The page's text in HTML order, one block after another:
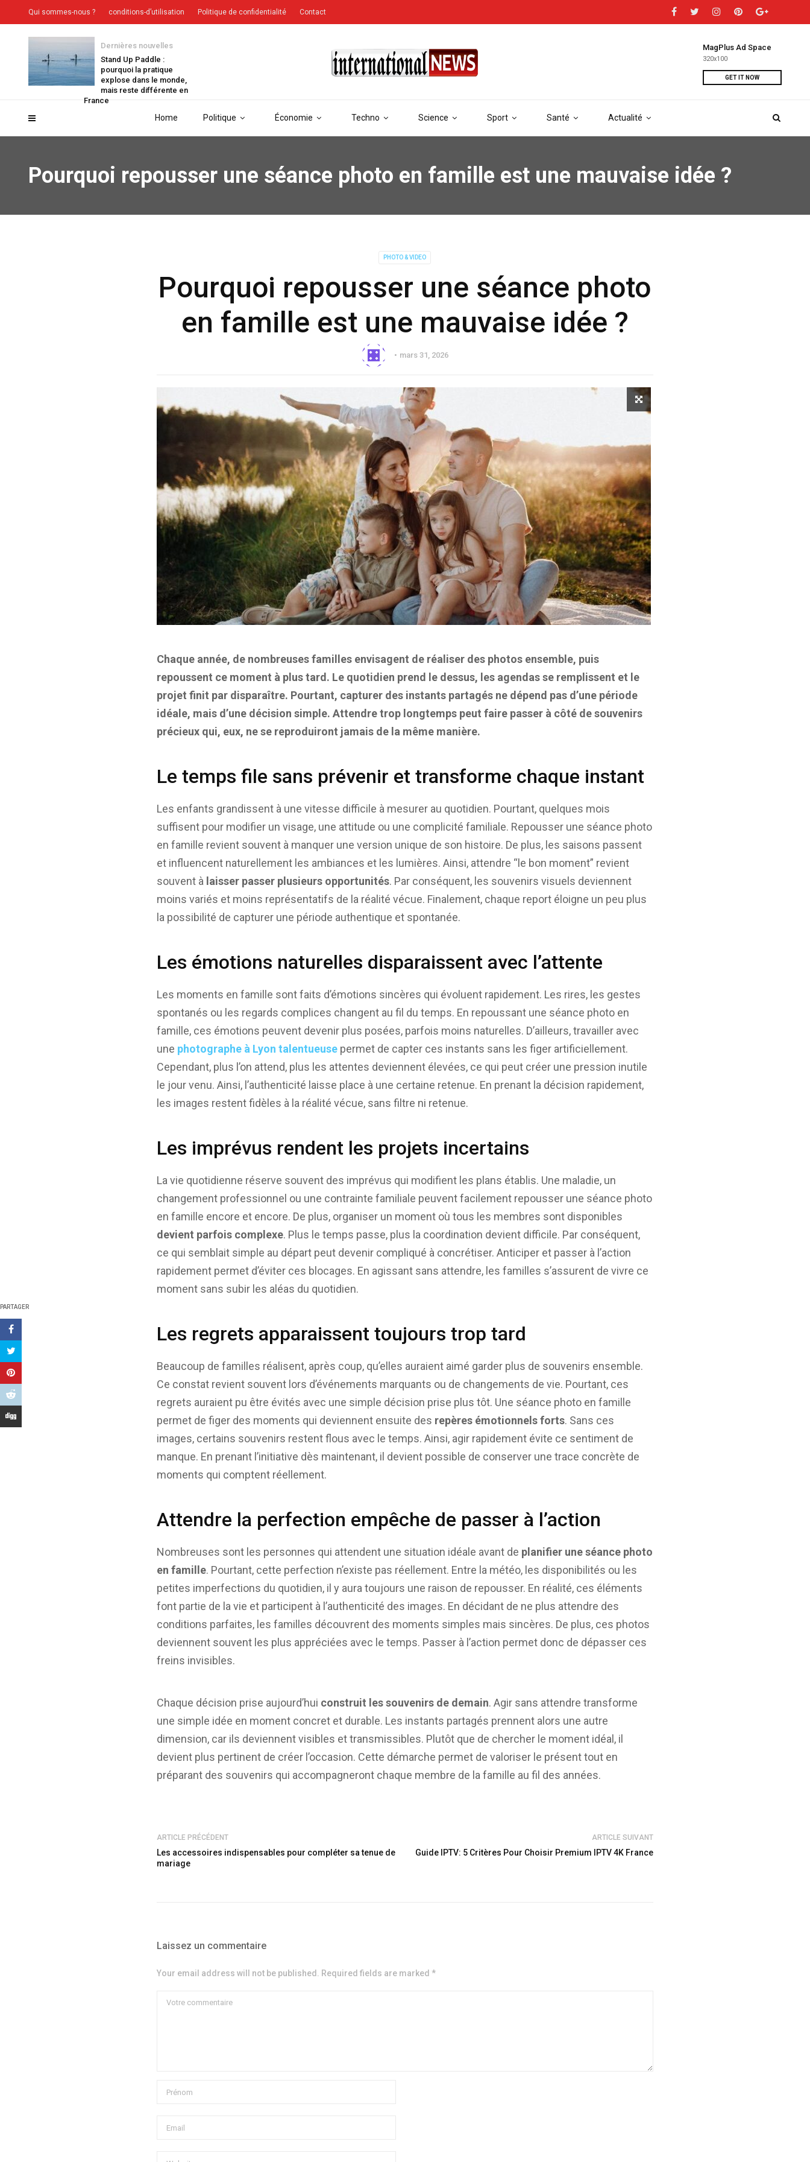
Home Politique Économie Techno Science Sport Santé Actualité
MagPlus Ad Space
320x100
GET IT NOW
Dernières nouvelles
Stand Up Paddle :
pourquoi la pratique
explose dans le monde,
mais reste différente en
France
Qui sommes-nous ? conditions-d’utilisation Politique de confidentialité Contact
Pourquoi repousser une séance photo en famille est une mauvaise idée ?
PHOTO & VIDEO
Pourquoi repousser une séance photo
en famille est une mauvaise idée ?
mars 31, 2026
PARTAGER
Chaque année, de nombreuses familles envisagent de réaliser des photos ensemble, puis
repoussent ce moment à plus tard. Le quotidien prend le dessus, les agendas se remplissent et le
projet finit par disparaître. Pourtant, capturer des instants partagés ne dépend pas d’une période
idéale, mais d’une décision simple. Attendre trop longtemps peut faire passer à côté de souvenirs
précieux qui, eux, ne se reproduiront jamais de la même manière.
Le temps file sans prévenir et transforme chaque instant
Les enfants grandissent à une vitesse difficile à mesurer au quotidien. Pourtant, quelques mois
suffisent pour modifier un visage, une attitude ou une complicité familiale. Repousser une séance photo
en famille revient souvent à manquer une version unique de son histoire. De plus, les saisons passent
et influencent naturellement les ambiances et les lumières. Ainsi, attendre “le bon moment” revient
souvent à laisser passer plusieurs opportunités. Par conséquent, les souvenirs visuels deviennent
moins variés et moins représentatifs de la réalité vécue. Finalement, chaque report éloigne un peu plus
la possibilité de capturer une période authentique et spontanée.
Les émotions naturelles disparaissent avec l’attente
Les moments en famille sont faits d’émotions sincères qui évoluent rapidement. Les rires, les gestes
spontanés ou les regards complices changent au fil du temps. En repoussant une séance photo en
famille, ces émotions peuvent devenir plus posées, parfois moins naturelles. D’ailleurs, travailler avec
une photographe à Lyon talentueuse permet de capter ces instants sans les figer artificiellement.
Cependant, plus l’on attend, plus les attentes deviennent élevées, ce qui peut créer une pression inutile
le jour venu. Ainsi, l’authenticité laisse place à une certaine retenue. En prenant la décision rapidement,
les images restent fidèles à la réalité vécue, sans filtre ni retenue.
Les imprévus rendent les projets incertains
La vie quotidienne réserve souvent des imprévus qui modifient les plans établis. Une maladie, un
changement professionnel ou une contrainte familiale peuvent facilement repousser une séance photo
en famille encore et encore. De plus, organiser un moment où tous les membres sont disponibles
devient parfois complexe. Plus le temps passe, plus la coordination devient difficile. Par conséquent,
ce qui semblait simple au départ peut devenir compliqué à concrétiser. Anticiper et passer à l’action
rapidement permet d’éviter ces blocages. En agissant sans attendre, les familles s’assurent de vivre ce
moment sans subir les aléas du quotidien.
Les regrets apparaissent toujours trop tard
Beaucoup de familles réalisent, après coup, qu’elles auraient aimé garder plus de souvenirs ensemble.
Ce constat revient souvent lors d’événements marquants ou de changements de vie. Pourtant, ces
regrets auraient pu être évités avec une simple décision prise plus tôt. Une séance photo en famille
permet de figer des moments qui deviennent ensuite des repères émotionnels forts. Sans ces
images, certains souvenirs restent flous avec le temps. Ainsi, agir rapidement évite ce sentiment de
manque. En prenant l’initiative dès maintenant, il devient possible de conserver une trace concrète de
moments qui comptent réellement.
Attendre la perfection empêche de passer à l’action
Nombreuses sont les personnes qui attendent une situation idéale avant de planifier une séance photo
en famille. Pourtant, cette perfection n’existe pas réellement. Entre la météo, les disponibilités ou les
petites imperfections du quotidien, il y aura toujours une raison de repousser. En réalité, ces éléments
font partie de la vie et participent à l’authenticité des images. En décidant de ne plus attendre des
conditions parfaites, les familles découvrent des moments simples mais sincères. De plus, ces photos
deviennent souvent les plus appréciées avec le temps. Passer à l’action permet donc de dépasser ces
freins invisibles.
Chaque décision prise aujourd’hui construit les souvenirs de demain. Agir sans attendre transforme
une simple idée en moment concret et durable. Les instants partagés prennent alors une autre
dimension, car ils deviennent visibles et transmissibles. Plutôt que de chercher le moment idéal, il
devient plus pertinent de créer l’occasion. Cette démarche permet de valoriser le présent tout en
préparant des souvenirs qui accompagneront chaque membre de la famille au fil des années.
ARTICLE PRÉCÉDENT
Les accessoires indispensables pour compléter sa tenue de
mariage
ARTICLE SUIVANT
Guide IPTV: 5 Critères Pour Choisir Premium IPTV 4K France
Laissez un commentaire
Your email address will not be published. Required fields are marked *